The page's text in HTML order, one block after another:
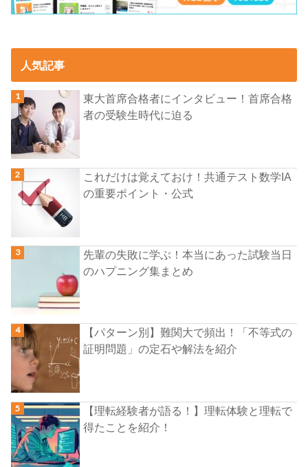
人気記事
東大首席合格者にインタビュー！首席合格
者の受験生時代に迫る
これだけは覚えておけ！共通テスト数学IA
の重要ポイント・公式
先輩の失敗に学ぶ！本当にあった試験当日
のハプニング集まとめ
【パターン別】難関大で頻出！「不等式の
証明問題」の定石や解法を紹介
【理転経験者が語る！】理転体験と理転で
得たことを紹介！